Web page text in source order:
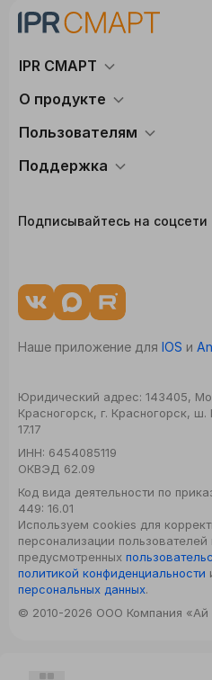
IPR СМАРТ
О продукте
Пользователям
Поддержка
Подписывайтесь на соцсети
Наше приложение для IOS и
Юридический адрес: 143405,
Красногорск, г. Красногорск,
17.17
ИНН: 6454085119
ОКВЭД 62.09
Код вида деятельности по
449: 16.01
Используем cookies для
персонализации пользователей
предусмотренных
политикой конфиденциальности
персональных данных.
© 2010-2026 ООО Компания